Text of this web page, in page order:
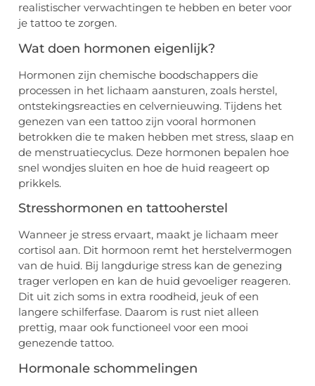
realistischer verwachtingen te hebben en beter voor
je tattoo te zorgen.
Wat doen hormonen eigenlijk?
Hormonen zijn chemische boodschappers die
processen in het lichaam aansturen, zoals herstel,
ontstekingsreacties en celvernieuwing. Tijdens het
genezen van een tattoo zijn vooral hormonen
betrokken die te maken hebben met stress, slaap en
de menstruatiecyclus. Deze hormonen bepalen hoe
snel wondjes sluiten en hoe de huid reageert op
prikkels.
Stresshormonen en tattooherstel
Wanneer je stress ervaart, maakt je lichaam meer
cortisol aan. Dit hormoon remt het herstelvermogen
van de huid. Bij langdurige stress kan de genezing
trager verlopen en kan de huid gevoeliger reageren.
Dit uit zich soms in extra roodheid, jeuk of een
langere schilferfase. Daarom is rust niet alleen
prettig, maar ook functioneel voor een mooi
genezende tattoo.
Hormonale schommelingen